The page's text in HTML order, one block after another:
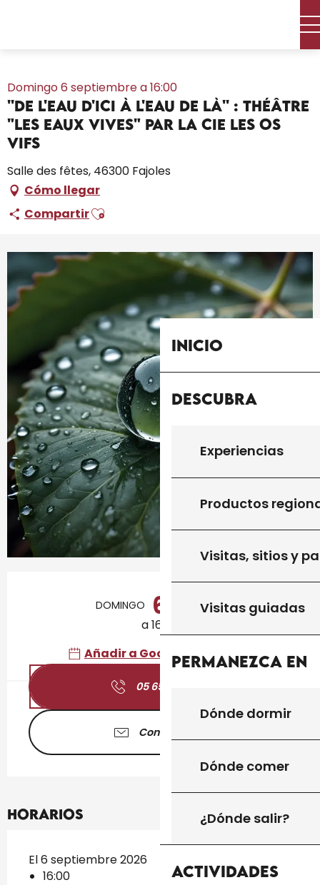
Inicio
Descubra
Experiencias
Productos
Visitas, sitios y
Visitas guiadas
Permanezca en
Dónde dormir
Dónde comer
¿Dónde salir?
Actividades
''De l'eau d'ici à l'eau de là'' : théâtre "Les Eaux vives" par la Cie
Domingo 6 septiembre a 16:00
''De l'eau d'ici à l'eau de là'' : théâtre
"Les Eaux vives" par la Cie Les Os
Vifs
Salle des fêtes, 46300 Fajoles
Cómo llegar
CompartirAjouter aux favoris
Horarios y datos de contacto
DOMINGO 6 SEPTIEMBRE
a 16:00
Añadir a Google Calendar
05 65 41 30
Contáctenos
Horarios
El 6 septiembre 2026
16:00